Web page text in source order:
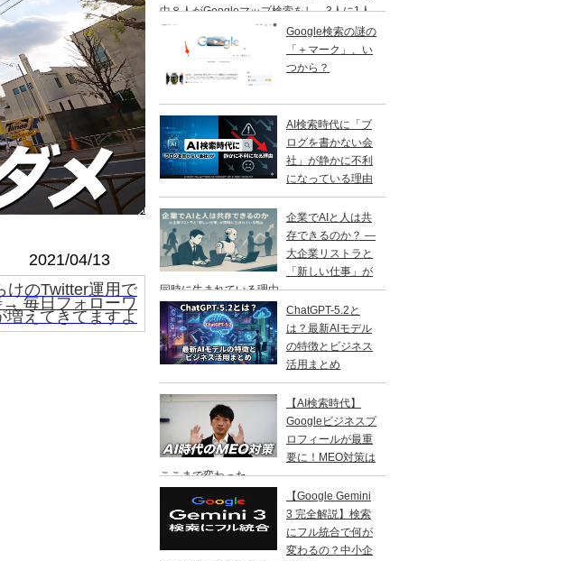
2021/04/13
けのTwitter運用で
→ 毎日フォローワ
増えてきてますよ
中８人がGoogleマップ検索をし、3人に1人
は１日以内に来店する事を知ってますか？
Google検索の謎の
「＋マーク」、い
つから？
AI検索時代に「ブ
ログを書かない会
社」が静かに不利
になっている理由
企業でAIと人は共
存できるのか？ ―
大企業リストラと
「新しい仕事」が
同時に生まれている理由 ―
ChatGPT-5.2と
は？最新AIモデル
の特徴とビジネス
活用まとめ
【AI検索時代】
Googleビジネスプ
ロフィールが最重
要に！MEO対策は
ここまで変わった
【Google Gemini
3 完全解説】検索
にフル統合で何が
変わるの？中小企